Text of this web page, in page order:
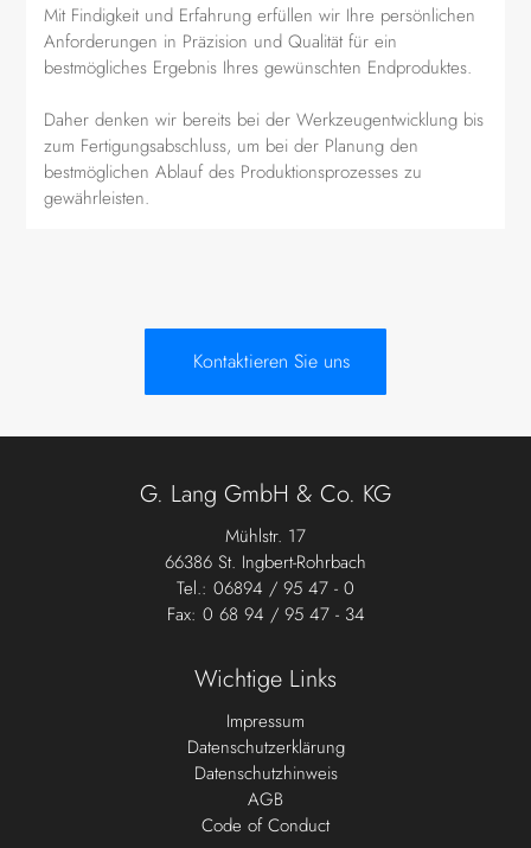
Mit Findigkeit und Erfahrung erfüllen wir Ihre persönlichen
Anforderungen in Präzision und Qualität für ein
bestmögliches Ergebnis Ihres gewünschten Endproduktes.
Daher denken wir bereits bei der Werkzeugentwicklung bis
zum Fertigungsabschluss, um bei der Planung den
bestmöglichen Ablauf des Produktionsprozesses zu
gewährleisten.
Kontaktieren Sie uns
G. Lang GmbH & Co. KG
Mühlstr. 17
66386 St. Ingbert-Rohrbach
Tel.: 06894 / 95 47 - 0
Fax: 0 68 94 / 95 47 - 34
Wichtige Links
Impressum
Datenschutzerklärung
Datenschutzhinweis
AGB
Code of Conduct